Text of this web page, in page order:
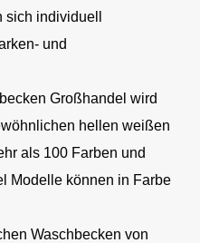
individuell
und
Großhandel wird
hellen weißen
als 100 Farben und
Modelle können in Farbe
Waschbecken von